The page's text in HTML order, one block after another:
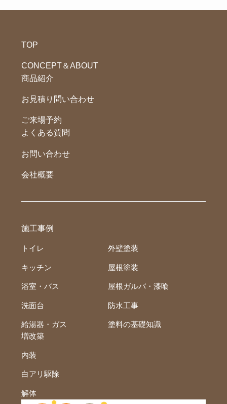
TOP
CONCEPT＆ABOUT
商品紹介
お見積り問い合わせ
ご来場予約
よくある質問
お問い合わせ
会社概要
施工事例
トイレ
キッチン
浴室・バス
洗面台
給湯器・ガス
外壁塗装
屋根塗装
屋根ガルバ・漆喰
防水工事
塗料の基礎知識
増改築
内装
白アリ駆除
解体